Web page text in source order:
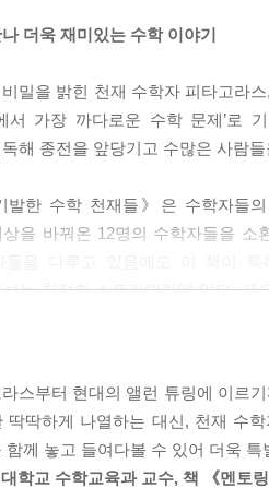
지만 자정이 되려면 아직 몇 시간
고, 수학 문제에 몰두하느라 실연
정리 덕분에 새로 살게 된 볼프
다. 볼프스켈상이 제정된 첫해에
니 높이가 3m나 되었다고 합니다.
뛰어난 업적을 이룬 가우스지만 실
교수였고 괴팅겐 천문대 소장을 지
이었습니다. 1801년 1월 1일, 이
했을 때, 태양 가까이 다가간 이
더욱 재미있는 수학 이야기
밀을 밝힌 천재 수학자 피타고라
서 가장 까다로운 수학 문제’로
해 종전을 앞당기고 수많은 사람
발한 수학 천재들》은 수학자들
을 바꿔온 12명의 수학자들을
는 친절한 스토리텔링에 있다. 게
자들의 이야기는 수학을 좋아하는
식과 피보나치 수열,
라스 정리, 데카르트 좌표와 우주
가 사는 세상을 이해하는 법
스부터 현대의 앨런 튜링에 이르
딱딱하게 나열하는 대신, 천재 수
함께 놓고 들여다볼 수 있어 더욱 특
학교 수학교육과 교수, 책 《멘토